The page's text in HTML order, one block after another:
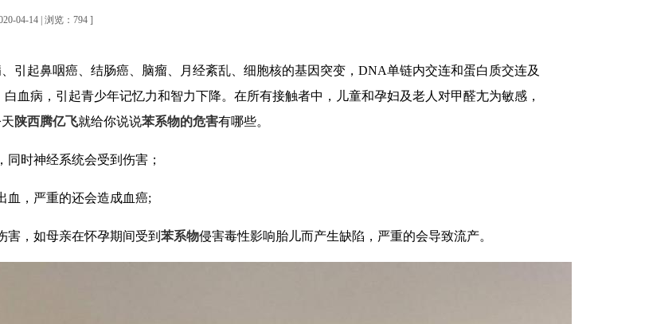
04-14 | 浏览：794 ]
引起鼻咽癌、结肠癌、脑瘤、月经紊乱、细胞核的基因突变，DNA单链内交连和蛋白质交连及
血病，引起青少年记忆力和智力下降。在所有接触者中，儿童和孕妇及老人对甲醛尢为敏感，
陕西腾亿飞就给你说说苯系物的危害有哪些。
时神经系统会受到伤害；
血，严重的还会造成血癌;
害，如母亲在怀孕期间受到 苯系物侵害毒性影响胎儿而产生缺陷，严重的会导致流产。